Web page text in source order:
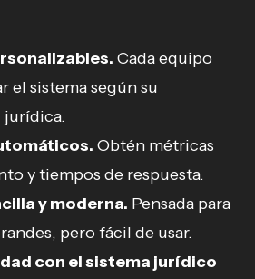
Cada equipo
el sistema según su
jurídica.
Obtén métricas
y tiempos de respuesta.
y moderna. Pensada para
pero fácil de usar.
con el sistema jurídico